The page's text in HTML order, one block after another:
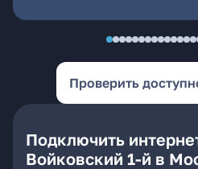
Проверить
Подключить
Войковский 1-й в